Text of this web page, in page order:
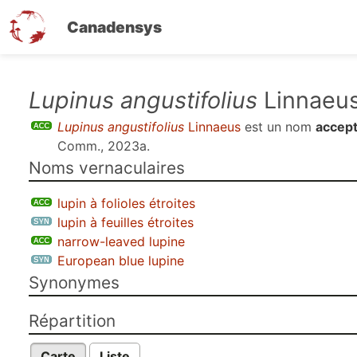
Canadensys
contenu
Lupinus angustifolius
Lupinus angustifolius Linnaeus est un nom
Comm., 2023a.
Noms vernaculaires
lupin à folioles étroites
lupin à feuilles étroites
narrow-leaved lupine
European blue lupine
Synonymes
Répartition